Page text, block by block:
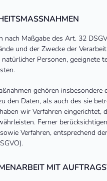
nach Maßgabe des Art. 32
und der Zwecke der
natürlicher Personen, geeignete
gehören
den Daten, als auch des sie
wir Verfahren eingerichtet,
Ferner
Verfahren, entsprechend
MIT